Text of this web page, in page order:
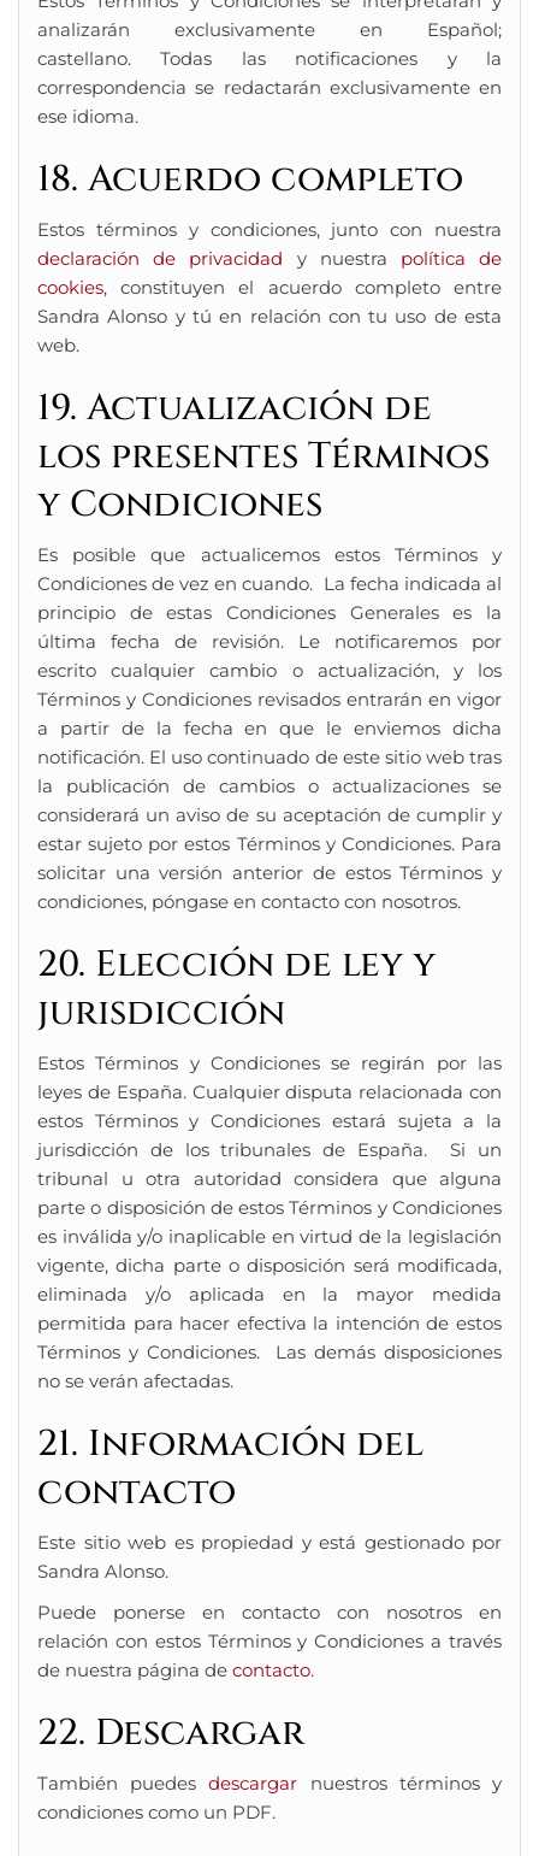
analizarán exclusivamente en Español;
castellano. Todas las notificaciones y la
correspondencia se redactarán exclusivamente en
ese idioma.
18. Acuerdo completo
Estos términos y condiciones, junto con nuestra
declaración de privacidad y nuestra política de
cookies, constituyen el acuerdo completo entre
Sandra Alonso y tú en relación con tu uso de esta
web.
19. Actualización de
los presentes Términos
y Condiciones
Es posible que actualicemos estos Términos y
Condiciones de vez en cuando. La fecha indicada al
principio de estas Condiciones Generales es la
última fecha de revisión. Le notificaremos por
escrito cualquier cambio o actualización, y los
Términos y Condiciones revisados entrarán en vigor
a partir de la fecha en que le enviemos dicha
notificación. El uso continuado de este sitio web tras
la publicación de cambios o actualizaciones se
considerará un aviso de su aceptación de cumplir y
estar sujeto por estos Términos y Condiciones. Para
solicitar una versión anterior de estos Términos y
condiciones, póngase en contacto con nosotros.
20. Elección de ley y
jurisdicción
Estos Términos y Condiciones se regirán por las
leyes de España. Cualquier disputa relacionada con
estos Términos y Condiciones estará sujeta a la
jurisdicción de los tribunales de España. Si un
tribunal u otra autoridad considera que alguna
parte o disposición de estos Términos y Condiciones
es inválida y/o inaplicable en virtud de la legislación
vigente, dicha parte o disposición será modificada,
eliminada y/o aplicada en la mayor medida
permitida para hacer efectiva la intención de estos
Términos y Condiciones. Las demás disposiciones
no se verán afectadas.
21. Información del
contacto
Este sitio web es propiedad y está gestionado por
Sandra Alonso.
Puede ponerse en contacto con nosotros en
relación con estos Términos y Condiciones a través
de nuestra página de contacto.
22. Descargar
También puedesdescargar nuestros términos y
condiciones como un PDF.